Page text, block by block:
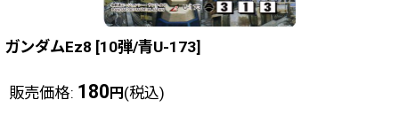
ガンダムEz8 [10弾/青U-173]
販売価格: 180 円 (税込)